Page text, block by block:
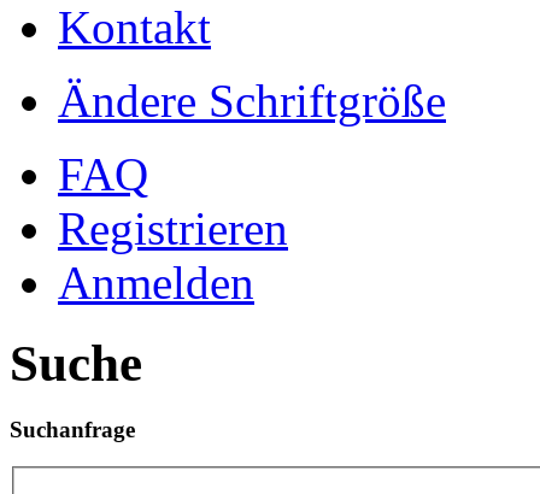
Kontakt
Ändere Schriftgröße
FAQ
Registrieren
Anmelden
Suche
Suchanfrage